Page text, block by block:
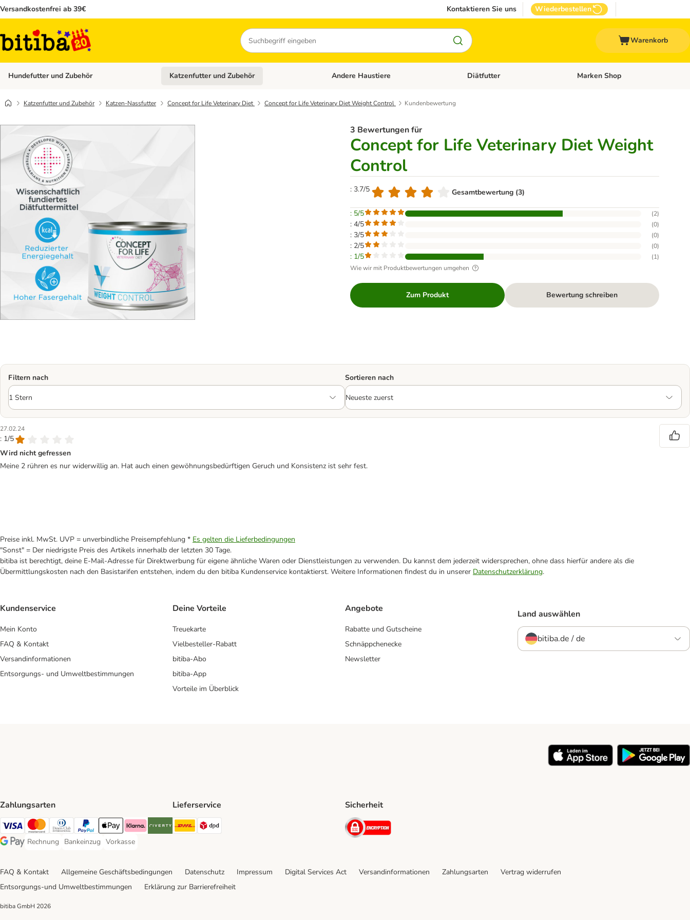
Versandkostenfrei ab 39€ Kontaktieren Sie uns Wiederbestellen
Suchen
Warenkorb
Hundefutter und Zubehör Kategorie-Menü öffnen: Hundefutter und Zubehör
Katzenfutter und Zubehör Kategorie-Menü öffnen: Katzenfutter und Zubehör
Andere Haustiere Kategorie-Menü öffnen: Andere Haustiere
Diätfutter Kategorie-Menü öffnen: Diätfutter
Marken Shop
Katzenfutter und Zubehör Katzen-Nassfutter Concept for Life Veterinary Diet Concept for Life Veterinary Diet Weight Control Kundenbewertung
3 Bewertungen für
Concept for Life Veterinary Diet Weight
Control
: 3.7/5 Gesamtbewertung (3)
: 5/5 (2)
: 4/5 (0)
: 3/5 (0)
: 2/5 (0)
: 1/5 (1)
Wie wir mit Produktbewertungen umgehen
Zum Produkt Bewertung schreiben
Filtern nach Sortieren nach
27.02.24
: 1/5
Wird nicht gefressen
Meine 2 rühren es nur widerwillig an. Hat auch einen gewöhnungsbedürftigen Geruch und Konsistenz ist sehr fest.
Preise inkl. MwSt. UVP = unverbindliche Preisempfehlung * Es gelten die Lieferbedingungen
"Sonst" = Der niedrigste Preis des Artikels innerhalb der letzten 30 Tage.
bitiba ist berechtigt, deine E-Mail-Adresse für Direktwerbung für eigene ähnliche Waren oder Dienstleistungen zu verwenden. Du kannst dem jederzeit widersprechen, ohne dass hierfür andere als die
Übermittlungskosten nach den Basistarifen entstehen, indem du den bitiba Kundenservice kontaktierst. Weitere Informationen findest du in unserer Datenschutzerklärung.
Kundenservice
Mein Konto
FAQ & Kontakt
Versandinformationen
Entsorgungs- und Umweltbestimmungen
Deine Vorteile
Treuekarte
Vielbesteller-Rabatt
bitiba-Abo
bitiba-App
Vorteile im Überblick
Angebote
Rabatte und Gutscheine
Schnäppchenecke
Newsletter
Land auswählen
bitiba.de / de
Zahlungsarten
Visa Payment Method
Mastercard Payment Method
Diners Club Payment Method
PayPal Payment Method
Apple Pay Payment Method
Klarna Payment Method
Riverty Payment Method
Google Pay Payment Method
Rechnung
Rechnung Payment Method
Bankeinzug
Bankeinzug Payment Method
Vorkasse
Vorkasse Payment Method
Lieferservice
DHL Shipping Method
Sicherheit
Security
FAQ & Kontakt Allgemeine Geschäftsbedingungen Datenschutz Impressum Digital Services Act Versandinformationen Zahlungsarten
Vertrag widerrufen
Entsorgungs-und Umweltbestimmungen
Erklärung zur Barrierefreiheit
bitiba GmbH 2026